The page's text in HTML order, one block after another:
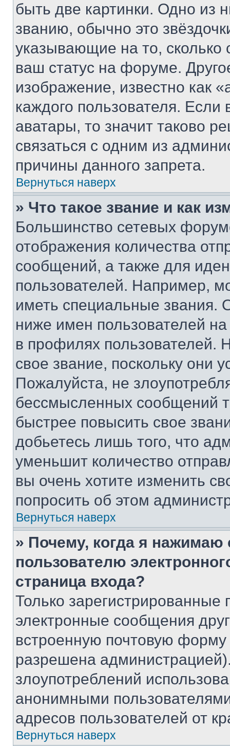
быть две картинки. Одно из
званию, обычно это
указывающие на то,
ваш статус на форуме.
изображение, известно как
каждого пользователя.
аватары, то значит таково
связаться с одним из
причины данного запрета.
Вернуться наверх
» Что такое звание и как
Большинство сетевых
отображения количества
сообщений, а также для
пользователей. Например,
иметь специальные звания.
ниже имен пользователей
в профилях
свое звание, поскольку они
Пожалуйста, не
бессмысленных сообщений
быстрее повысить свое
добьетесь лишь того, что
уменьшит количество
вы очень хотите изменить
попросить об этом
Вернуться наверх
» Почему, когда я нажимаю
пользователю
страница входа?
Только зарегистрированные
электронные сообщения
встроенную почтовую
разрешена
злоупотреблений
анонимными
адресов пользователей от
Вернуться наверх